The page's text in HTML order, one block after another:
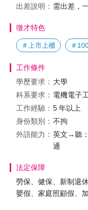
出差說明： 需出差，
徵才特色
＃上市上櫃 ＃
工作條件
學歷要求： 大學
科系要求： 電機電子
工作經驗： 5 年以上
身份類別： 不拘
外語能力： 英文→聽
通
法定保障
勞保、健保、新制退
嬰假、家庭照顧假、